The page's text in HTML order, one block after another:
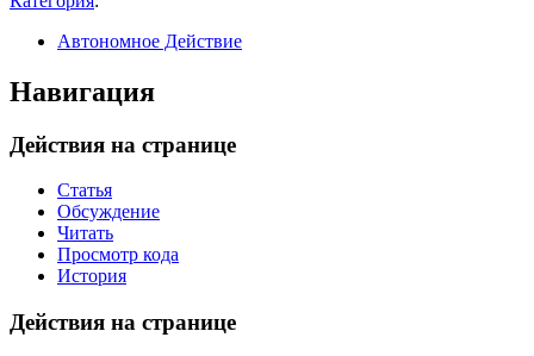
Автономное Действие
Навигация
Действия на странице
Статья
Обсуждение
Читать
Просмотр кода
История
Действия на странице